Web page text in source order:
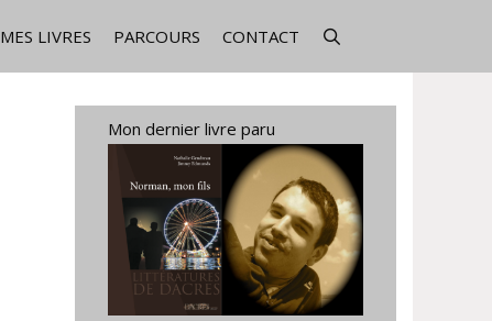
MES LIVRES PARCOURS CONTACT
Mon dernier livre paru